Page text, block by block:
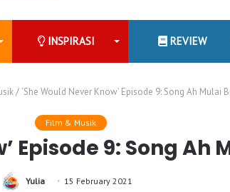
INSPIRASI REVIEW
/ ‘She Would Never Know’ Episode 9: Song Ah Mulai
Film & Musik
Episode 9: Song Ah
Yulia 15 February 2021